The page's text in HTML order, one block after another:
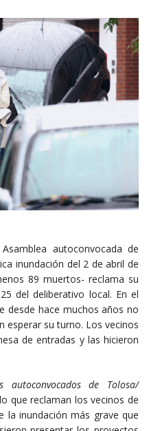
autoconvocada de
inundación del 2 de abril de
89 muertos- reclama su
del deliberativo local. En el
desde hace muchos años no
esperar su turno. Los vecinos
de entradas y las hicieron
autoconvocados de Tolosa/
que reclaman los vecinos de
la inundación más grave que